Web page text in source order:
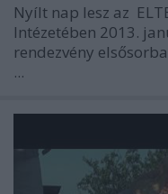
Nyílt nap lesz az
Intézetében 2013.
rendezvény
...